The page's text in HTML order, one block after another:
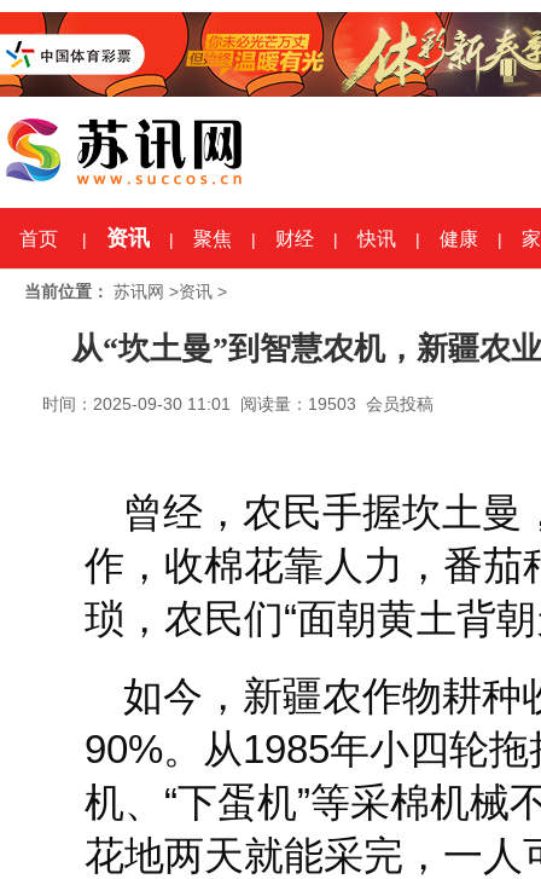
首页 | 资讯 | 聚焦 | 财经 | 快讯 | 健康 |
当前位置： 苏讯网 >资讯 >
从“坎土曼”到智慧农机，新疆农
时间：2025-09-30 11:01 阅读量：19503 会员投稿
曾经，农民手握坎土曼
作，收棉花靠人力，番茄
琐，农民们“面朝黄土背朝
如今，新疆农作物耕种
90%。从1985年小四轮
机、“下蛋机”等采棉机械
花地两天就能采完，一人